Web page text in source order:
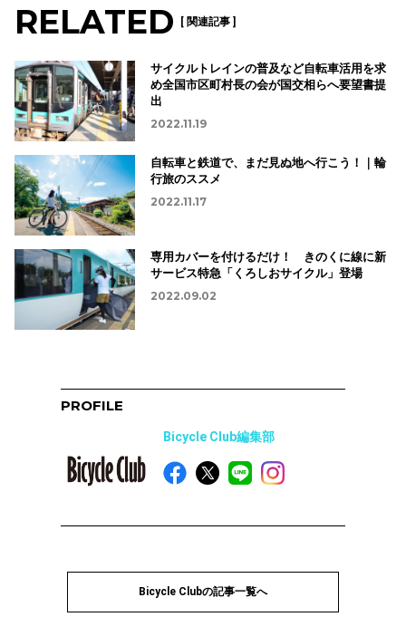
RELATED [ 関連記事 ]
サイクルトレインの普及など自転車活用を求
め全国市区町村長の会が国交相らへ要望書提
出
2022.11.19
自転車と鉄道で、まだ見ぬ地へ行こう！｜輪
行旅のススメ
2022.11.17
専用カバーを付けるだけ！ きのくに線に新
サービス特急「くろしおサイクル」登場
2022.09.02
PROFILE
Bicycle Club編集部
Bicycle Clubの記事一覧へ